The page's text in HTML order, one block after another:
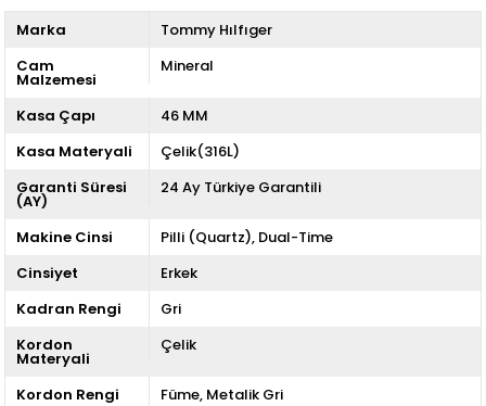
Marka
Tommy Hılfıger
Cam
Malzemesi
Mineral
Kasa Çapı
46 MM
Kasa Materyali
Çelik(316L)
Garanti Süresi
(AY)
24 Ay Türkiye Garantili
Makine Cinsi Pilli (Quartz) Dual-Time
Cinsiyet
Erkek
Kadran Rengi
Gri
Kordon
Materyali
Çelik
Kordon Rengi Füme Metalik Gri